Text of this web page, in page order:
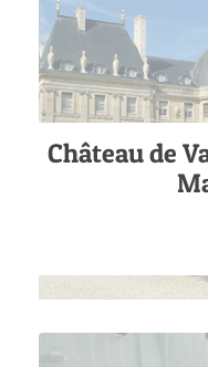
Château de